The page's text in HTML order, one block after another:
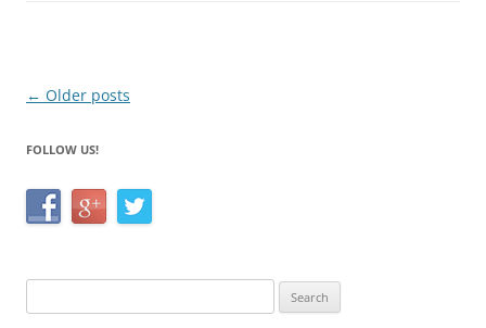
o
k
Post
← Older posts
FOLLOW US!
for: